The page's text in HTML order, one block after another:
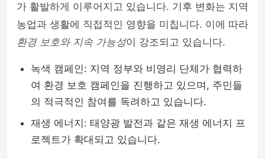
가 활발하게 이루어지고 있습니다. 기후 변화는 지역
농업과 생활에 직접적인 영향을 미칩니다. 이에 따라
환경 보호와 지속 가능성이 강조되고 있습니다.
녹색 캠페인: 지역 정부와 비영리 단체가 협력하
여 환경 보호 캠페인을 진행하고 있으며, 주민들
의 적극적인 참여를 독려하고 있습니다.
재생 에너지: 태양광 발전과 같은 재생 에너지 프
로젝트가 확대되고 있습니다.